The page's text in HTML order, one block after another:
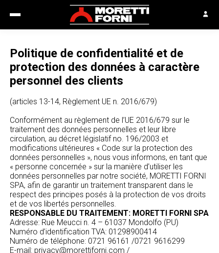
Politique de confidentialité et de
protection des données à caractère
personnel des clients
(articles 13-14, Règlement UE n. 2016/679)
Conformément au règlement de l’UE 2016/679 sur le
traitement des données personnelles et leur libre
circulation, au décret législatif no. 196/2003 et
modifications ultérieures « Code sur la protection des
données personnelles », nous vous informons, en tant que
« personne concernée » sur la manière d’utiliser les
données personnelles par notre société, MORETTI FORNI
SPA, afin de garantir un traitement transparent dans le
respect des principes posés à la protection de vos droits
et de vos libertés personnelles.
RESPONSABLE DU TRAITEMENT: MORETTI FORNI SPA
Adresse: Rue Meucci n. 4 – 61037 Mondolfo (PU)
Numéro d’identification TVA: 01298900414
Numéro de téléphone: 0721 96161 /0721 9616299
E-mail: privacy@morettiforni.com /